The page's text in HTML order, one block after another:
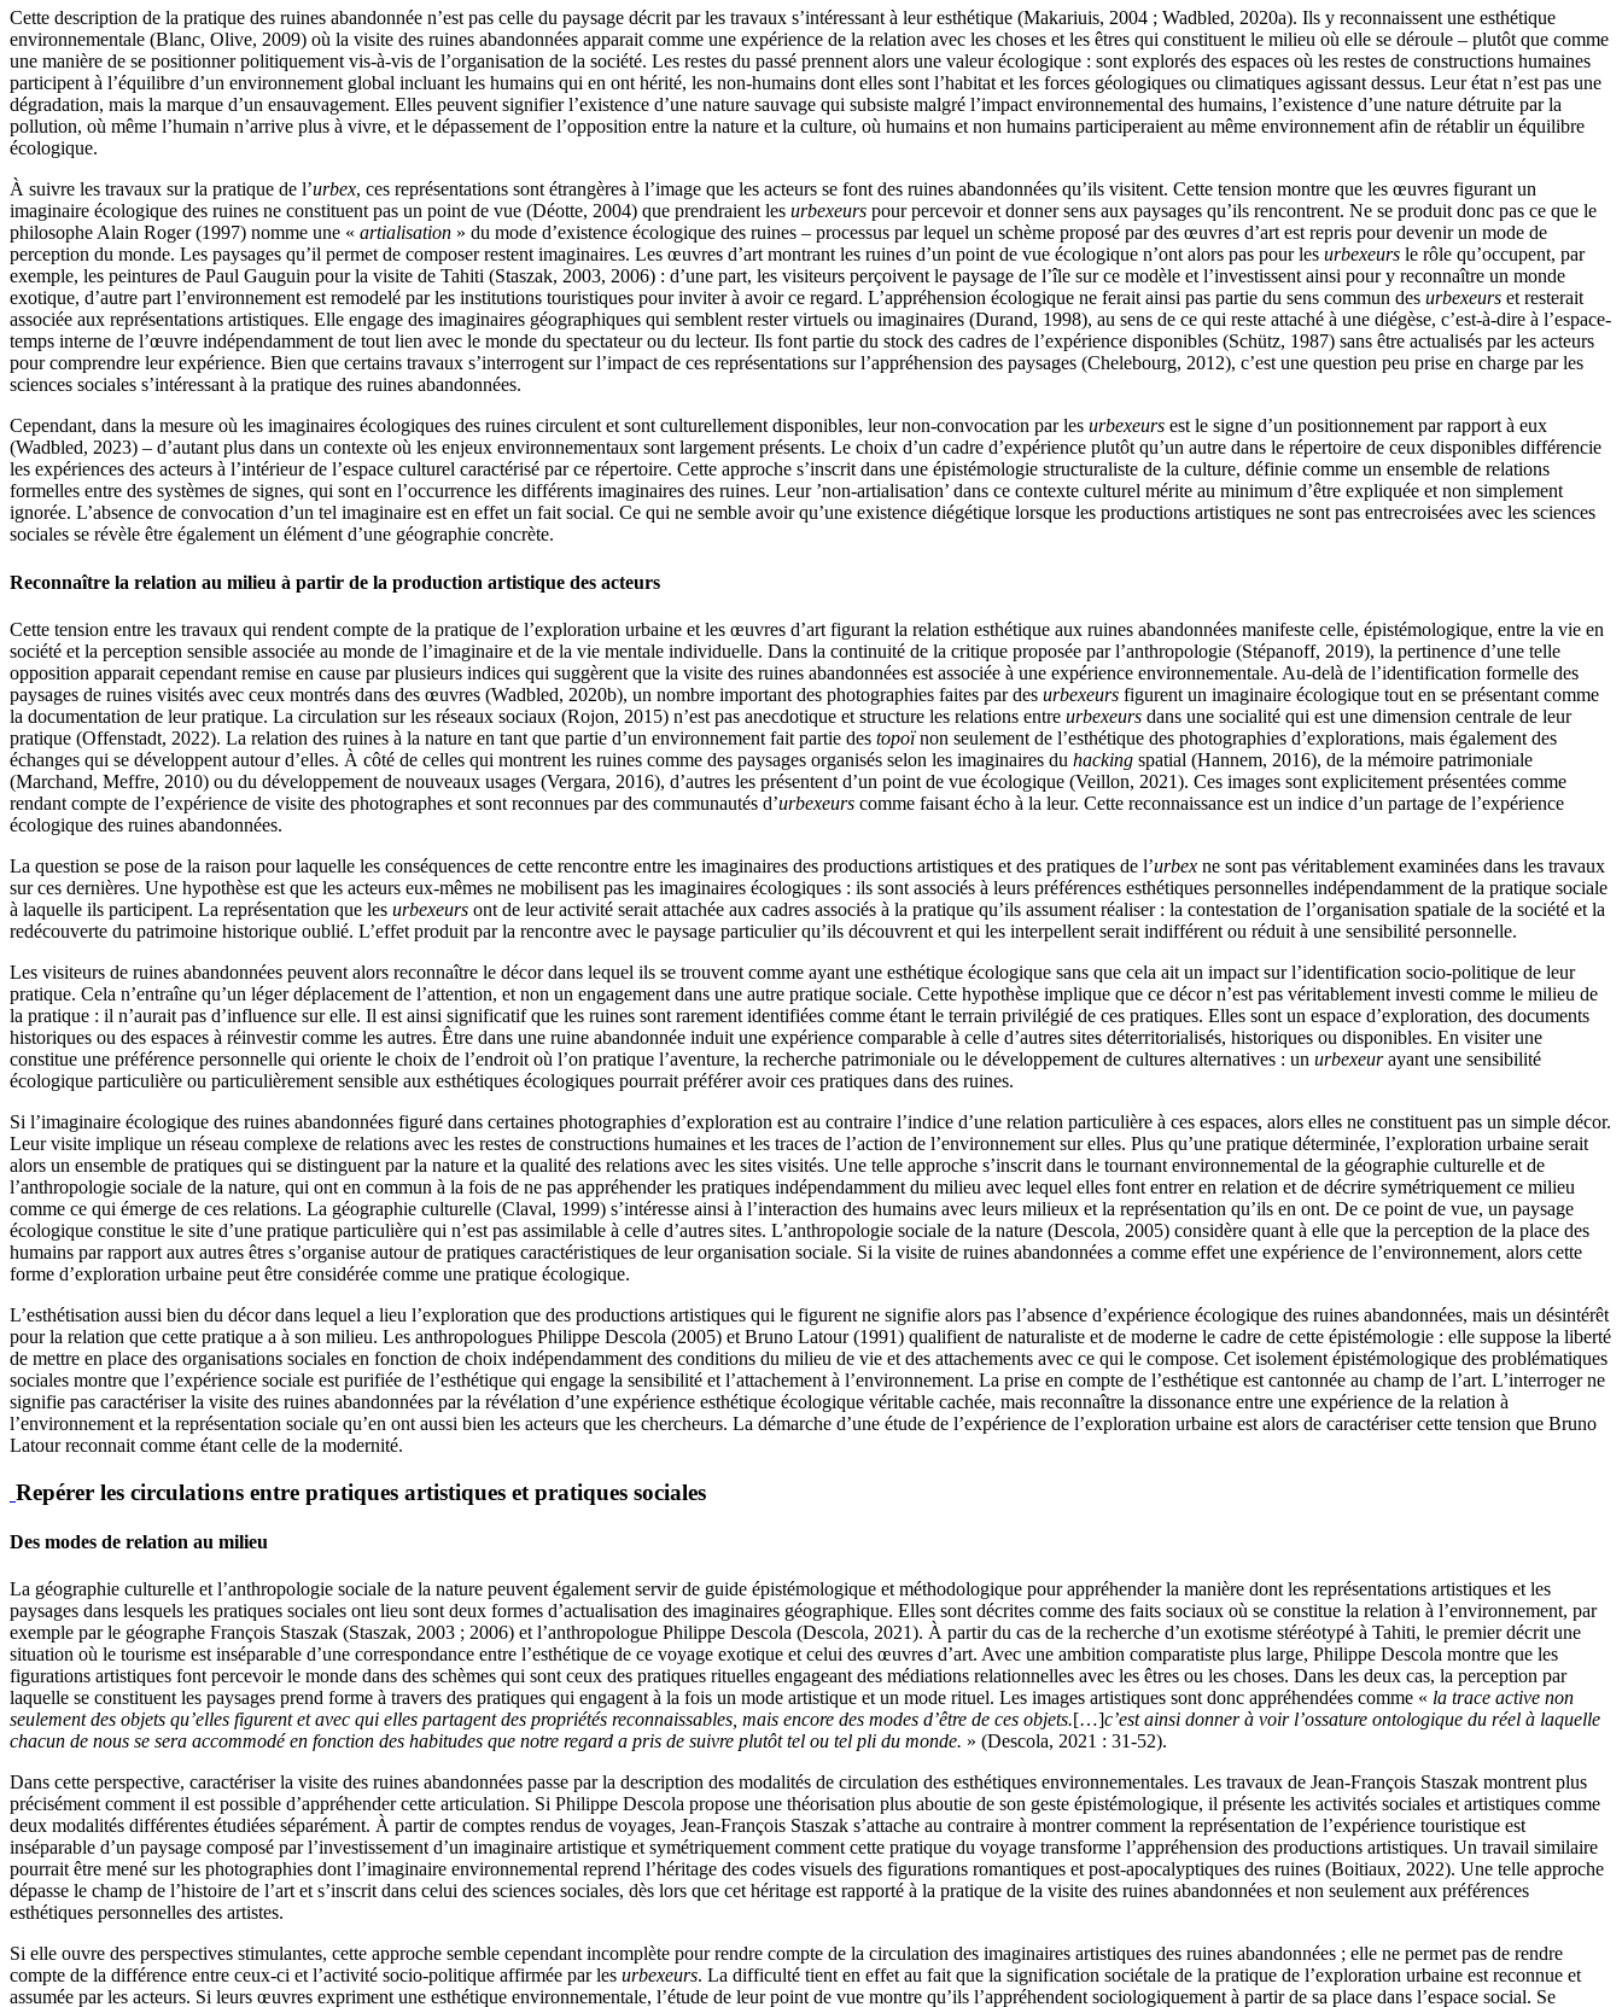
Cette description de la pratique des ruines abandonnée n’est pas celle du paysage décrit par les travaux s’intéressant à leur esthétique (Makariuis, 2004 ; Wadbled, 2020a). Ils y reconnaissent une esthétique
environnementale (Blanc, Olive, 2009) où la visite des ruines abandonnées apparait comme une expérience de la relation avec les choses et les êtres qui constituent le milieu où elle se déroule – plutôt que comme
une manière de se positionner politiquement vis-à-vis de l’organisation de la société. Les restes du passé prennent alors une valeur écologique : sont explorés des espaces où les restes de constructions humaines
participent à l’équilibre d’un environnement global incluant les humains qui en ont hérité, les non-humains dont elles sont l’habitat et les forces géologiques ou climatiques agissant dessus. Leur état n’est pas une
dégradation, mais la marque d’un ensauvagement. Elles peuvent signifier l’existence d’une nature sauvage qui subsiste malgré l’impact environnemental des humains, l’existence d’une nature détruite par la
pollution, où même l’humain n’arrive plus à vivre, et le dépassement de l’opposition entre la nature et la culture, où humains et non humains participeraient au même environnement afin de rétablir un équilibre
écologique.
À suivre les travaux sur la pratique de l’urbex, ces représentations sont étrangères à l’image que les acteurs se font des ruines abandonnées qu’ils visitent. Cette tension montre que les œuvres figurant un
imaginaire écologique des ruines ne constituent pas un point de vue (Déotte, 2004) que prendraient les urbexeurs pour percevoir et donner sens aux paysages qu’ils rencontrent. Ne se produit donc pas ce que le
philosophe Alain Roger (1997) nomme une « artialisation » du mode d’existence écologique des ruines – processus par lequel un schème proposé par des œuvres d’art est repris pour devenir un mode de
perception du monde. Les paysages qu’il permet de composer restent imaginaires. Les œuvres d’art montrant les ruines d’un point de vue écologique n’ont alors pas pour les urbexeurs le rôle qu’occupent, par
exemple, les peintures de Paul Gauguin pour la visite de Tahiti (Staszak, 2003, 2006) : d’une part, les visiteurs perçoivent le paysage de l’île sur ce modèle et l’investissent ainsi pour y reconnaître un monde
exotique, d’autre part l’environnement est remodelé par les institutions touristiques pour inviter à avoir ce regard. L’appréhension écologique ne ferait ainsi pas partie du sens commun des urbexeurs et resterait
associée aux représentations artistiques. Elle engage des imaginaires géographiques qui semblent rester virtuels ou imaginaires (Durand, 1998), au sens de ce qui reste attaché à une diégèse, c’est-à-dire à l’espace-
temps interne de l’œuvre indépendamment de tout lien avec le monde du spectateur ou du lecteur. Ils font partie du stock des cadres de l’expérience disponibles (Schütz, 1987) sans être actualisés par les acteurs
pour comprendre leur expérience. Bien que certains travaux s’interrogent sur l’impact de ces représentations sur l’appréhension des paysages (Chelebourg, 2012), c’est une question peu prise en charge par les
sciences sociales s’intéressant à la pratique des ruines abandonnées.
Cependant, dans la mesure où les imaginaires écologiques des ruines circulent et sont culturellement disponibles, leur non-convocation par les urbexeurs est le signe d’un positionnement par rapport à eux
(Wadbled, 2023) – d’autant plus dans un contexte où les enjeux environnementaux sont largement présents. Le choix d’un cadre d’expérience plutôt qu’un autre dans le répertoire de ceux disponibles différencie
les expériences des acteurs à l’intérieur de l’espace culturel caractérisé par ce répertoire. Cette approche s’inscrit dans une épistémologie structuraliste de la culture, définie comme un ensemble de relations
formelles entre des systèmes de signes, qui sont en l’occurrence les différents imaginaires des ruines. Leur ’non-artialisation’ dans ce contexte culturel mérite au minimum d’être expliquée et non simplement
ignorée. L’absence de convocation d’un tel imaginaire est en effet un fait social. Ce qui ne semble avoir qu’une existence diégétique lorsque les productions artistiques ne sont pas entrecroisées avec les sciences
sociales se révèle être également un élément d’une géographie concrète.
Reconnaître la relation au milieu à partir de la production artistique des acteurs
Cette tension entre les travaux qui rendent compte de la pratique de l’exploration urbaine et les œuvres d’art figurant la relation esthétique aux ruines abandonnées manifeste celle, épistémologique, entre la vie en
société et la perception sensible associée au monde de l’imaginaire et de la vie mentale individuelle. Dans la continuité de la critique proposée par l’anthropologie (Stépanoff, 2019), la pertinence d’une telle
opposition apparait cependant remise en cause par plusieurs indices qui suggèrent que la visite des ruines abandonnées est associée à une expérience environnementale. Au-delà de l’identification formelle des
paysages de ruines visités avec ceux montrés dans des œuvres (Wadbled, 2020b), un nombre important des photographies faites par des urbexeurs figurent un imaginaire écologique tout en se présentant comme
la documentation de leur pratique. La circulation sur les réseaux sociaux (Rojon, 2015) n’est pas anecdotique et structure les relations entre urbexeurs dans une socialité qui est une dimension centrale de leur
pratique (Offenstadt, 2022). La relation des ruines à la nature en tant que partie d’un environnement fait partie des topoïnon seulement de l’esthétique des photographies d’explorations, mais également des
échanges qui se développent autour d’elles. À côté de celles qui montrent les ruines comme des paysages organisés selon les imaginaires du hacking spatial (Hannem, 2016), de la mémoire patrimoniale
(Marchand, Meffre, 2010) ou du développement de nouveaux usages (Vergara, 2016), d’autres les présentent d’un point de vue écologique (Veillon, 2021). Ces images sont explicitement présentées comme
rendant compte de l’expérience de visite des photographes et sont reconnues par des communautés d’urbexeurs comme faisant écho à la leur. Cette reconnaissance est un indice d’un partage de l’expérience
écologique des ruines abandonnées.
La question se pose de la raison pour laquelle les conséquences de cette rencontre entre les imaginaires des productions artistiques et des pratiques de l’urbex ne sont pas véritablement examinées dans les travaux
sur ces dernières. Une hypothèse est que les acteurs eux-mêmes ne mobilisent pas les imaginaires écologiques : ils sont associés à leurs préférences esthétiques personnelles indépendamment de la pratique sociale
à laquelle ils participent. La représentation que les urbexeurs ont de leur activité serait attachée aux cadres associés à la pratique qu’ils assument réaliser : la contestation de l’organisation spatiale de la société et la
redécouverte du patrimoine historique oublié. L’effet produit par la rencontre avec le paysage particulier qu’ils découvrent et qui les interpellent serait indifférent ou réduit à une sensibilité personnelle.
Les visiteurs de ruines abandonnées peuvent alors reconnaître le décor dans lequel ils se trouvent comme ayant une esthétique écologique sans que cela ait un impact sur l’identification socio-politique de leur
pratique. Cela n’entraîne qu’un léger déplacement de l’attention, et non un engagement dans une autre pratique sociale. Cette hypothèse implique que ce décor n’est pas véritablement investi comme le milieu de
la pratique : il n’aurait pas d’influence sur elle. Il est ainsi significatif que les ruines sont rarement identifiées comme étant le terrain privilégié de ces pratiques. Elles sont un espace d’exploration, des documents
historiques ou des espaces à réinvestir comme les autres. Être dans une ruine abandonnée induit une expérience comparable à celle d’autres sites déterritorialisés, historiques ou disponibles. En visiter une
constitue une préférence personnelle qui oriente le choix de l’endroit où l’on pratique l’aventure, la recherche patrimoniale ou le développement de cultures alternatives : un urbexeurayant une sensibilité
écologique particulière ou particulièrement sensible aux esthétiques écologiques pourrait préférer avoir ces pratiques dans des ruines.
Si l’imaginaire écologique des ruines abandonnées figuré dans certaines photographies d’exploration est au contraire l’indice d’une relation particulière à ces espaces, alors elles ne constituent pas un simple décor.
Leur visite implique un réseau complexe de relations avec les restes de constructions humaines et les traces de l’action de l’environnement sur elles. Plus qu’une pratique déterminée, l’exploration urbaine serait
alors un ensemble de pratiques qui se distinguent par la nature et la qualité des relations avec les sites visités. Une telle approche s’inscrit dans le tournant environnemental de la géographie culturelle et de
l’anthropologie sociale de la nature, qui ont en commun à la fois de ne pas appréhender les pratiques indépendamment du milieu avec lequel elles font entrer en relation et de décrire symétriquement ce milieu
comme ce qui émerge de ces relations. La géographie culturelle (Claval, 1999) s’intéresse ainsi à l’interaction des humains avec leurs milieux et la représentation qu’ils en ont. De ce point de vue, un paysage
écologique constitue le site d’une pratique particulière qui n’est pas assimilable à celle d’autres sites. L’anthropologie sociale de la nature (Descola, 2005) considère quant à elle que la perception de la place des
humains par rapport aux autres êtres s’organise autour de pratiques caractéristiques de leur organisation sociale. Si la visite de ruines abandonnées a comme effet une expérience de l’environnement, alors cette
forme d’exploration urbaine peut être considérée comme une pratique écologique.
L’esthétisation aussi bien du décor dans lequel a lieu l’exploration que des productions artistiques qui le figurent ne signifie alors pas l’absence d’expérience écologique des ruines abandonnées, mais un désintérêt
pour la relation que cette pratique a à son milieu. Les anthropologues Philippe Descola (2005) et Bruno Latour (1991) qualifient de naturaliste et de moderne le cadre de cette épistémologie : elle suppose la liberté
de mettre en place des organisations sociales en fonction de choix indépendamment des conditions du milieu de vie et des attachements avec ce qui le compose. Cet isolement épistémologique des problématiques
sociales montre que l’expérience sociale est purifiée de l’esthétique qui engage la sensibilité et l’attachement à l’environnement. La prise en compte de l’esthétique est cantonnée au champ de l’art. L’interroger ne
signifie pas caractériser la visite des ruines abandonnées par la révélation d’une expérience esthétique écologique véritable cachée, mais reconnaître la dissonance entre une expérience de la relation à
l’environnement et la représentation sociale qu’en ont aussi bien les acteurs que les chercheurs. La démarche d’une étude de l’expérience de l’exploration urbaine est alors de caractériser cette tension que Bruno
Latour reconnait comme étant celle de la modernité.
Repérer les circulations entre pratiques artistiques et pratiques sociales
Des modes de relation au milieu
La géographie culturelle et l’anthropologie sociale de la nature peuvent également servir de guide épistémologique et méthodologique pour appréhender la manière dont les représentations artistiques et les
paysages dans lesquels les pratiques sociales ont lieu sont deux formes d’actualisation des imaginaires géographique. Elles sont décrites comme des faits sociaux où se constitue la relation à l’environnement, par
exemple par le géographe François Staszak (Staszak, 2003 ; 2006) et l’anthropologue Philippe Descola (Descola, 2021). À partir du cas de la recherche d’un exotisme stéréotypé à Tahiti, le premier décrit une
situation où le tourisme est inséparable d’une correspondance entre l’esthétique de ce voyage exotique et celui des œuvres d’art. Avec une ambition comparatiste plus large, Philippe Descola montre que les
figurations artistiques font percevoir le monde dans des schèmes qui sont ceux des pratiques rituelles engageant des médiations relationnelles avec les êtres ou les choses. Dans les deux cas, la perception par
laquelle se constituent les paysages prend forme à travers des pratiques qui engagent à la fois un mode artistique et un mode rituel. Les images artistiques sont donc appréhendées comme « la trace active non
seulement des objets qu’elles figurent et avec qui elles partagent des propriétés reconnaissables, mais encore des modes d’être de ces objets.[…]c’est ainsi donner à voir l’ossature ontologique du réel à laquelle
chacun de nous se sera accommodé en fonction des habitudes que notre regard a pris de suivre plutôt tel ou tel pli du monde. » (Descola, 2021 : 31-52).
Dans cette perspective, caractériser la visite des ruines abandonnées passe par la description des modalités de circulation des esthétiques environnementales. Les travaux de Jean-François Staszak montrent plus
précisément comment il est possible d’appréhender cette articulation. Si Philippe Descola propose une théorisation plus aboutie de son geste épistémologique, il présente les activités sociales et artistiques comme
deux modalités différentes étudiées séparément. À partir de comptes rendus de voyages, Jean-François Staszak s’attache au contraire à montrer comment la représentation de l’expérience touristique est
inséparable d’un paysage composé par l’investissement d’un imaginaire artistique et symétriquement comment cette pratique du voyage transforme l’appréhension des productions artistiques. Un travail similaire
pourrait être mené sur les photographies dont l’imaginaire environnemental reprend l’héritage des codes visuels des figurations romantiques et post-apocalyptiques des ruines (Boitiaux, 2022). Une telle approche
dépasse le champ de l’histoire de l’art et s’inscrit dans celui des sciences sociales, dès lors que cet héritage est rapporté à la pratique de la visite des ruines abandonnées et non seulement aux préférences
esthétiques personnelles des artistes.
Si elle ouvre des perspectives stimulantes, cette approche semble cependant incomplète pour rendre compte de la circulation des imaginaires artistiques des ruines abandonnées ; elle ne permet pas de rendre
compte de la différence entre ceux-ci et l’activité socio-politique affirmée par les urbexeurs. La difficulté tient en effet au fait que la signification sociétale de la pratique de l’exploration urbaine est reconnue et
assumée par les acteurs. Si leurs œuvres expriment une esthétique environnementale, l’étude de leur point de vue montre qu’ils l’appréhendent sociologiquement à partir de sa place dans l’espace social. Se